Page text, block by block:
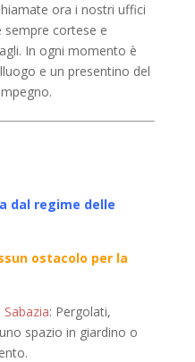
ora i nostri uffici
sempre cortese e
In ogni momento è
e un presentino del
dal regime delle
ostacolo per la
: Pergolati,
spazio in giardino o